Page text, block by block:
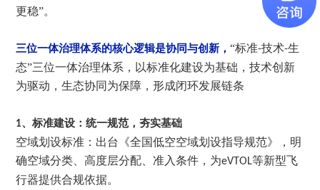
更稳”。
三位一体治理体系的核心逻辑是协同与创新，“标准-技术-生
态”三位一体治理体系，以标准化建设为基础，技术创新
为驱动，生态协同为保障，形成闭环发展链条
1、标准建设：统一规范，夯实基础
空域划设标准：出台《全国低空空域划设指导规范》，明
确空域分类、高度层分配、准入条件，为eVTOL等新型飞
行器提供合规依据。